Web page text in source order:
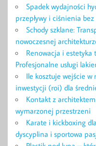
Spadek wydajności
przepływy i ciśnienia
Schody szklane:
nowoczesnej
Renowacja i estetyka
Profesjonalne usługi
Ile kosztuje wejście
inwestycji (roi) dla
Kontakt z
wymarzonej przestrzeni
Karate i kickboxing
dyscyplina i sportowa